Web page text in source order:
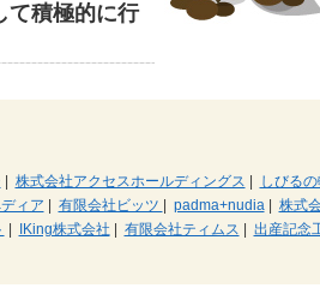
て積極的に行
株式会社アクセスホールディングス しびる
ィア 有限会社ビッツ padma+nudia| 株式
IKing株式会社 有限会社ティムス 出産記念